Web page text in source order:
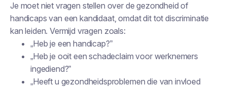
Je moet niet vragen stellen over de gezondheid of
handicaps van een kandidaat, omdat dit tot discriminatie
kan leiden. Vermijd vragen zoals:
„Heb je een handicap?”
„Heb je ooit een schadeclaim voor werknemers
ingediend?”
„Heeft u gezondheidsproblemen die van invloed